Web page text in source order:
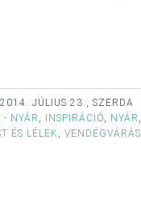
2014. JÚLIUS 23., SZERDA
- NYÁR , INSPIRÁCIÓ, NYÁR ,
ÉS LÉLEK , VENDÉGVÁRÁS